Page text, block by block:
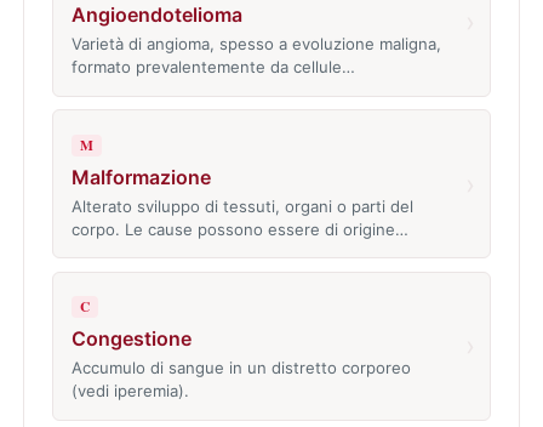
Angioendotelioma
Varietà di angioma, spesso a evoluzione maligna,
formato prevalentemente da cellule…
M
Malformazione
Alterato sviluppo di tessuti, organi o parti del
corpo. Le cause possono essere di origine…
C
Congestione
Accumulo di sangue in un distretto corporeo
(vedi iperemia).